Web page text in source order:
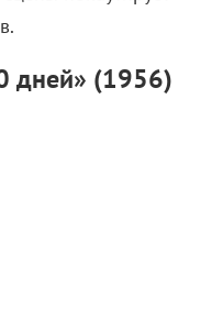
дней» (1956)